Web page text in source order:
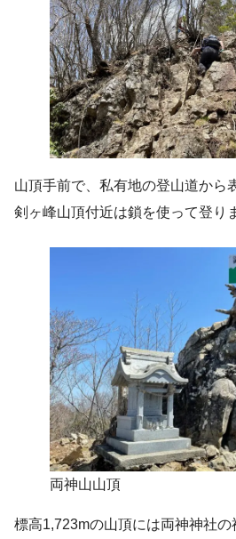
山頂手前で、私有地の登山道から
剣ヶ峰山頂付近は鎖を使って登り
両神山山頂
標高1,723mの山頂には両神神社の